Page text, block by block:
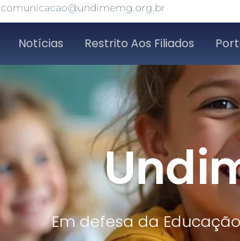
comunicacao@undimemg.org.br
Notícias Restrito Aos Filiados
Em defesa da